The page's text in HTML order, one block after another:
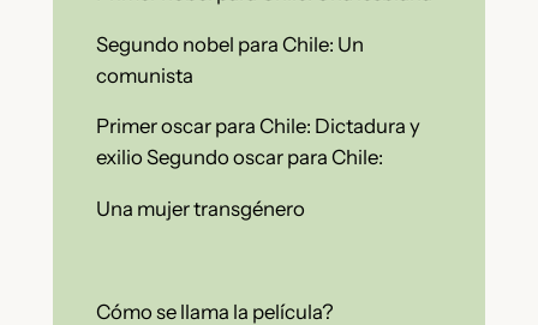
Segundo nobel para Chile: Un
comunista
Primer oscar para Chile: Dictadura y
exilio Segundo oscar para Chile:
Una mujer transgénero
Cómo se llama la película?